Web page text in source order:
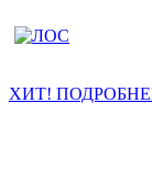
ХИТ!